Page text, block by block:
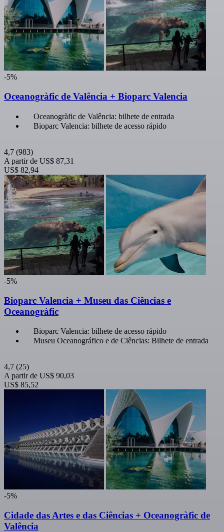
-5%
Oceanogràfic de Valência + Bioparc Valencia
Oceanogràfic de Valência: bilhete de entrada
Bioparc Valencia: bilhete de acesso rápido
4,7 (983)
A partir de US$ 87,31
US$ 82,94
-5%
Bioparc Valencia + Museu das Ciências e
Oceanogràfic
Bioparc Valencia: bilhete de acesso rápido
Museu Oceanográfico e de Ciências: Bilhete de entrada
4,7 (25)
A partir de US$ 90,03
US$ 85,52
-5%
Cidade das Artes e das Ciências + Oceanogràfic de
Valência